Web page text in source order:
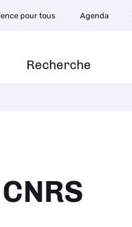
Recherche
pour tous Agenda